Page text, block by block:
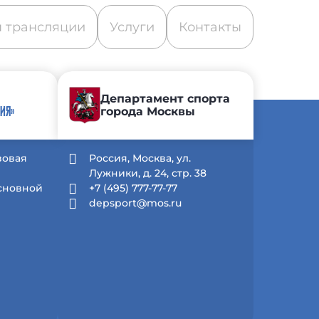
Услуги Контакты
Департамент спорта
города Москвы
Россия, Москва, ул.
Лужники, д. 24, стр. 38
+7 (495) 777-77-77
depsport@mos.ru